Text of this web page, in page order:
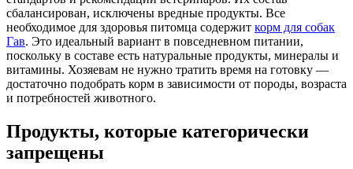
сбалансирован, исключены вредные продукты. Все
необходимое для здоровья питомца содержит корм для собак
Гав. Это идеальный вариант в повседневном питании,
поскольку в составе есть натуральные продукты, минералы и
витамины. Хозяевам не нужно тратить время на готовку —
достаточно подобрать корм в зависимости от породы, возраста
и потребностей животного.
Продукты, которые категорически
запрещены